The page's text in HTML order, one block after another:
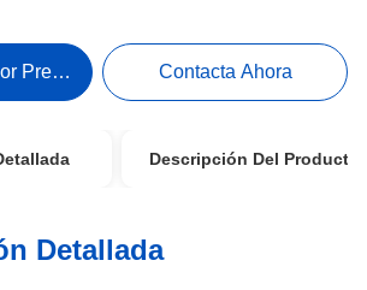
Precio Contacta Ahora
Descripción Del Producto
Detallada